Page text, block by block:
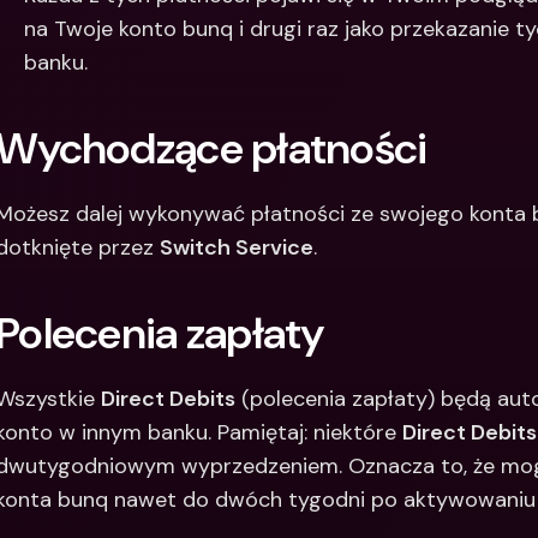
na Twoje konto bunq i drugi raz jako przekazanie
banku.
płatności
dalej wykonywać płatności ze swojego konta
przez Switch Service.
zapłaty
Direct Debits (polecenia zapłaty) będą
w innym banku. Pamiętaj: niektóre Direct Debits
wyprzedzeniem. Oznacza to, że
bunq nawet do dwóch tygodni po